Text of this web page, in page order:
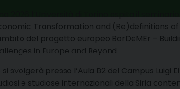
2026 l’Università di Torino ospita il
Transformation and (Re)definitions
del progetto europeo BorDeMEr –
in Europe and Beyond.
si svolgerà presso l’Aula B2 del Campus
e studiose internazionali della Siria